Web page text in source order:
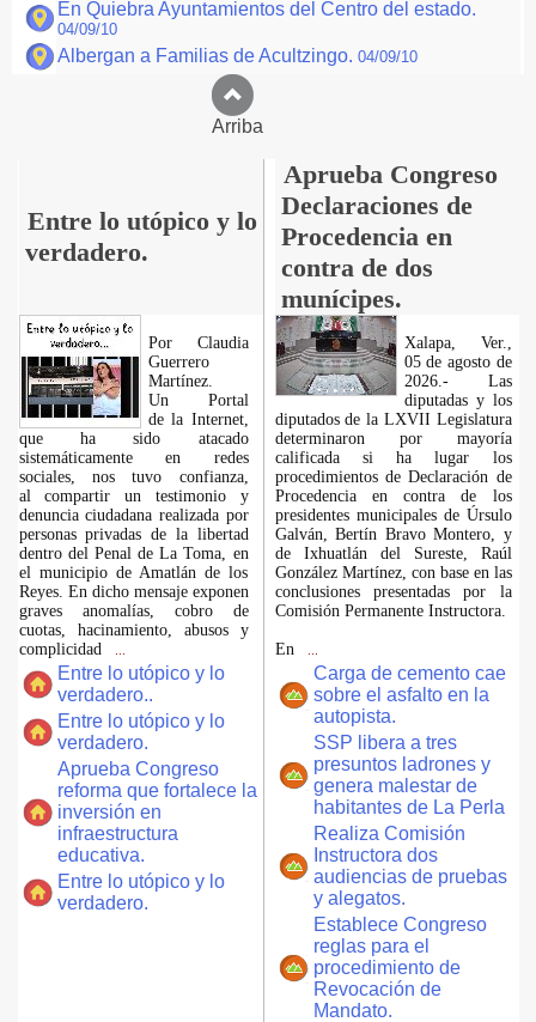
En Quiebra Ayuntamientos del Centro del estado.
04/09/10
Albergan a Familias de Acultzingo. 04/09/10
Arriba
Entre lo utópico y lo
verdadero.
Aprueba Congreso
Declaraciones de
Procedencia en
contra de dos
munícipes.
Por Claudia
Guerrero
Martínez.
​Un Portal
de la Internet,
que ha sido atacado
sistemáticamente en redes
sociales, nos tuvo confianza,
al compartir un testimonio y
denuncia ciudadana realizada por
personas privadas de la libertad
dentro del Penal de La Toma, en
el municipio de Amatlán de los
Reyes. En dicho mensaje exponen
graves anomalías, cobro de
cuotas, hacinamiento, abusos y
complicidad
Entre lo utópico y lo
verdadero..
Entre lo utópico y lo
verdadero.
Aprueba Congreso
reforma que fortalece la
inversión en
infraestructura
educativa.
Entre lo utópico y lo
verdadero.
Xalapa, Ver.,
05 de agosto de
2026.- Las
diputadas y los
diputados de la LXVII Legislatura
determinaron por mayoría
calificada si ha lugar los
procedimientos de Declaración de
Procedencia en contra de los
presidentes municipales de Úrsulo
Galván, Bertín Bravo Montero, y
de Ixhuatlán del Sureste, Raúl
González Martínez, con base en las
conclusiones presentadas por la
Comisión Permanente Instructora.
En
Carga de cemento cae
sobre el asfalto en la
autopista.
SSP libera a tres
presuntos ladrones y
genera malestar de
habitantes de La Perla
Realiza Comisión
Instructora dos
audiencias de pruebas
y alegatos.
Establece Congreso
reglas para el
procedimiento de
Revocación de
Mandato.